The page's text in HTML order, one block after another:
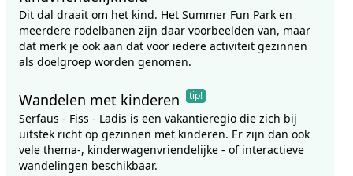
Dit dal draait om het kind. Het Summer Fun Park en
meerdere rodelbanen zijn daar voorbeelden van, maar
dat merk je ook aan dat voor iedere activiteit gezinnen
als doelgroep worden genomen.
Wandelen met kinderen tip!
Serfaus - Fiss - Ladis is een vakantieregio die zich bij
uitstek richt op gezinnen met kinderen. Er zijn dan ook
vele thema-, kinderwagenvriendelijke - of interactieve
wandelingen beschikbaar.